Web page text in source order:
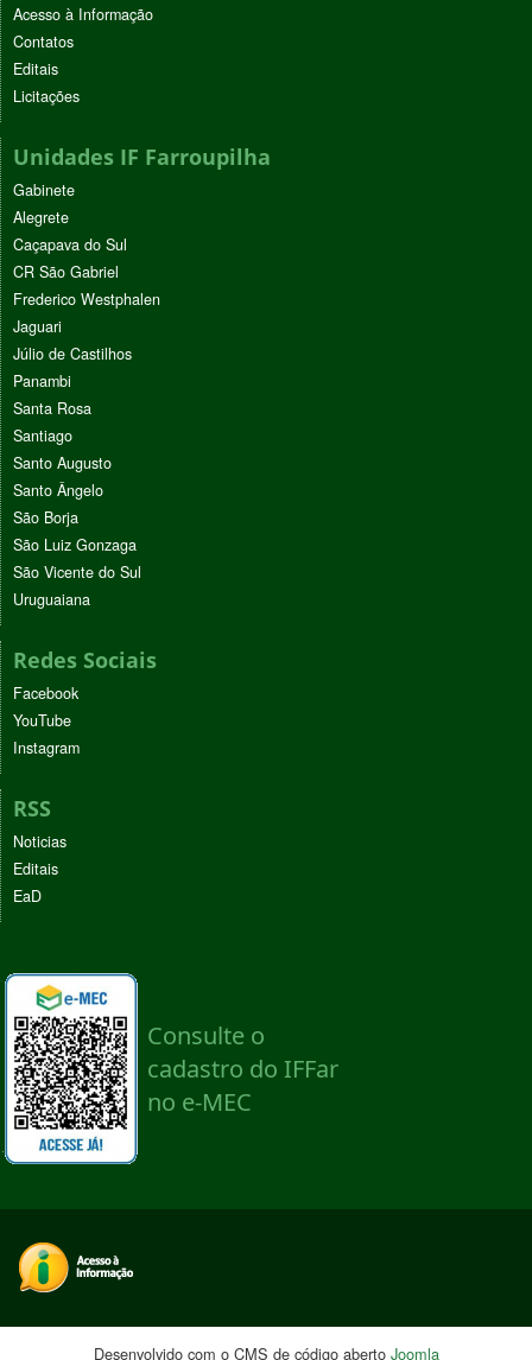
Acesso à Informação
Contatos
Editais
Licitações
Unidades IF Farroupilha
Gabinete
Alegrete
Caçapava do Sul
CR São Gabriel
Frederico Westphalen
Jaguari
Júlio de Castilhos
Panambi
Santa Rosa
Santiago
Santo Augusto
Santo Ângelo
São Borja
São Luiz Gonzaga
São Vicente do Sul
Uruguaiana
Redes Sociais
Facebook
YouTube
Instagram
RSS
Noticias
Editais
EaD
Desenvolvido com o CMS de código aberto Joomla